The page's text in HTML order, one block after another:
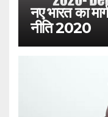
नए भारत का
नीति 2020